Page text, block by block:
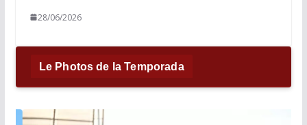
28/06/2026
Le Photos de la Temporada